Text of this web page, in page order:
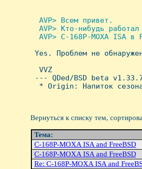
AVP> Всем привет.
AVP> Кто-нибудь
AVP> C-168P-MOXA ISA в
Yes. Проблем не
VVZ
--- QDed/BSD beta
* Origin: Hапиток
Вернуться к списку тем,
Тема:
C-168P-MOXA ISA and FreeBSD
C-168P-MOXA ISA and FreeBSD
Re: C-168P-MOXA ISA and